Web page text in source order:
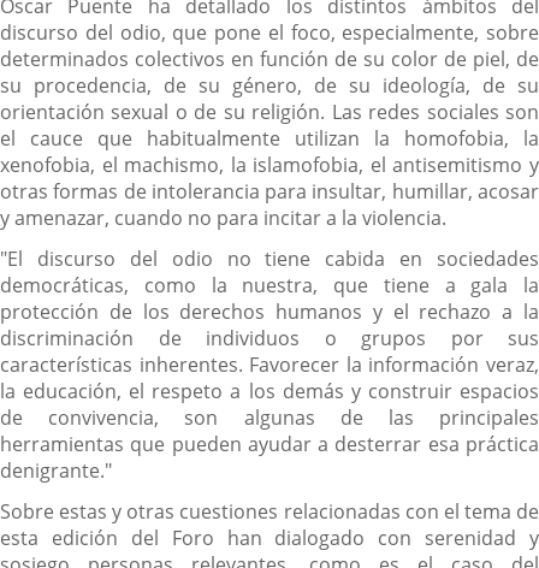
Óscar Puente ha detallado los distintos ámbitos del
discurso del odio, que pone el foco, especialmente, sobre
determinados colectivos en función de su color de piel, de
su procedencia, de su género, de su ideología, de su
orientación sexual o de su religión. Las redes sociales son
el cauce que habitualmente utilizan la homofobia, la
xenofobia, el machismo, la islamofobia, el antisemitismo y
otras formas de intolerancia para insultar, humillar, acosar
y amenazar, cuando no para incitar a la violencia.
"El discurso del odio no tiene cabida en sociedades
democráticas, como la nuestra, que tiene a gala la
protección de los derechos humanos y el rechazo a la
discriminación de individuos o grupos por sus
características inherentes. Favorecer la información veraz,
la educación, el respeto a los demás y construir espacios
de convivencia, son algunas de las principales
herramientas que pueden ayudar a desterrar esa práctica
denigrante."
Sobre estas y otras cuestiones relacionadas con el tema de
esta edición del Foro han dialogado con serenidad y